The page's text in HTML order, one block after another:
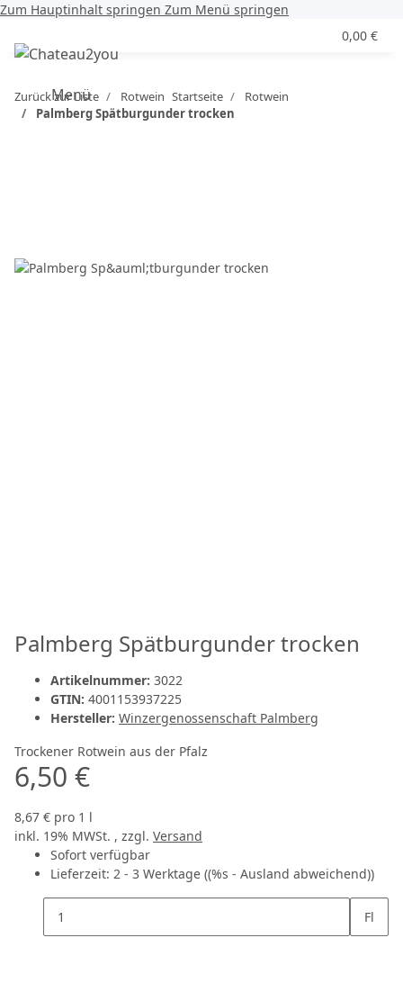
Zum Hauptinhalt springen Zum Menü springen
Menü
0,00 €
Zurück zur Liste Rotwein Startseite
Rotwein
Palmberg Spätburgunder trocken
Palmberg Spätburgunder trocken
Artikelnummer: 3022
GTIN: 4001153937225
Hersteller: Winzergenossenschaft Palmberg
Trockener Rotwein aus der Pfalz
6,50 €
8,67 € pro 1 l
inkl. 19% MWSt. , zzgl. Versand
Sofort verfügbar
Lieferzeit: 2 - 3 Werktage ((%s - Ausland abweichend))
Fl